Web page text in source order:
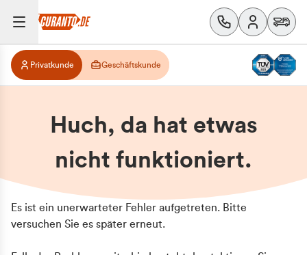
Privatkunde Geschäftskunde
Huch, da hat etwas
nicht funktioniert.
Es ist ein unerwarteter Fehler aufgetreten. Bitte
versuchen Sie es später erneut.